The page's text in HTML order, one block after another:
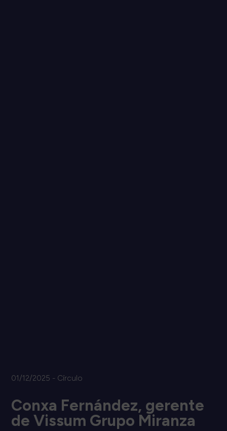
01/12/2025 - Círculo
Conxa Fernández, gerente
de Vissum Grupo Miranza